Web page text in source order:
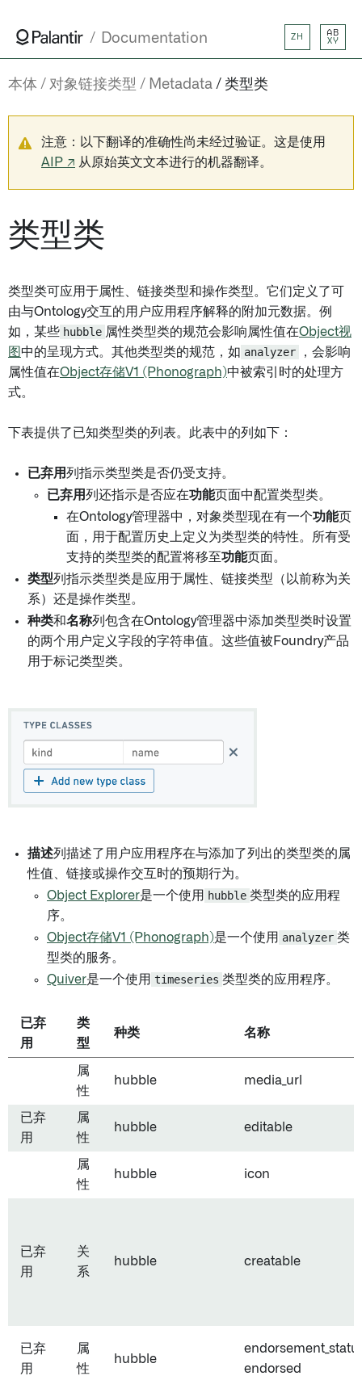
Documentation ZH
AB
XY
本体 对象链接类型 Metadata 类型类
注意：以下翻译的准确性尚未经过验证。这是使用
AIP ↗ 从原始英文文本进行的机器翻译。
类型类
类型类可应用于属性、链接类型和操作类型。它们定义了可
由与Ontology交互的用户应用程序解释的附加元数据。例
如，某些 hubble 属性类型类的规范会影响属性值在Object视
图 中的呈现方式。其他类型类的规范，如 analyzer
，会影响
属性值在Object存储V1 (Phonograph)中被索引时的处理方
式。
下表提供了已知类型类的列表。此表中的列如下：
已弃用列指示类型类是否仍受支持。
已弃用列还指示是否应在功能页面中配置类型类。
在Ontology管理器中，对象类型现在有一个功能页
面，用于配置历史上定义为类型类的特性。所有受
支持的类型类的配置将移至功能页面。
类型列指示类型类是应用于属性、链接类型（以前称为关
系）还是操作类型。
种类和名称列包含在Ontology管理器中添加类型类时设置
的两个用户定义字段的字符串值。这些值被Foundry产品
用于标记类型类。
描述列描述了用户应用程序在与添加了列出的类型类的属
性值、链接或操作交互时的预期行为。
Object Explorer是一个使用 hubble 类型类的应用程
序。
Object存储V1 (Phonograph)是一个使用 analyzer 类
型类的服务。
Quiver是一个使用 timeseries 类型类的应用程序。
已弃
用
类
型
种类 名称
属
性
hubble media_url
已弃
用
属
性
hubble editable
属
性
hubble icon
已弃
用
关
系
hubble creatable
已弃
用
属
性
hubble
endorsed